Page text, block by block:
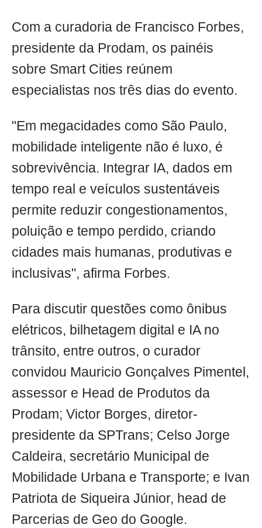
Com a curadoria de Francisco Forbes,
presidente da Prodam, os painéis
sobre Smart Cities reúnem
especialistas nos três dias do evento.
"Em megacidades como São Paulo,
mobilidade inteligente não é luxo, é
sobrevivência. Integrar IA, dados em
tempo real e veículos sustentáveis
permite reduzir congestionamentos,
poluição e tempo perdido, criando
cidades mais humanas, produtivas e
inclusivas", afirma Forbes.
Para discutir questões como ônibus
elétricos, bilhetagem digital e IA no
trânsito, entre outros, o curador
convidou Mauricio Gonçalves Pimentel,
assessor e Head de Produtos da
Prodam; Victor Borges, diretor-
presidente da SPTrans; Celso Jorge
Caldeira, secretário Municipal de
Mobilidade Urbana e Transporte; e Ivan
Patriota de Siqueira Júnior, head de
Parcerias de Geo do Google.